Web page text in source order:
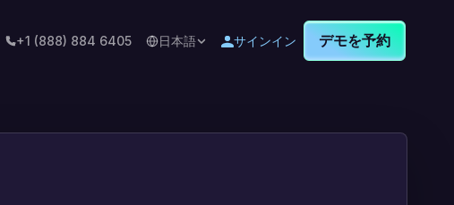
+1 (888) 884 6405 日本語 サインイン デモを予約